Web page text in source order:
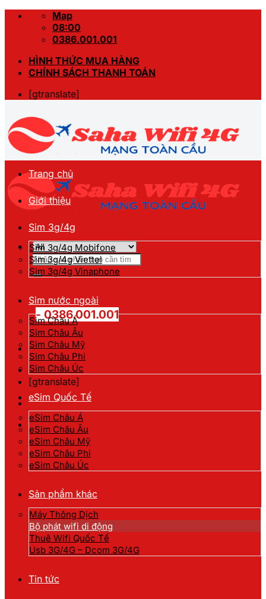
Skip
Map
08:00
0386.001.001
HÌNH THỨC MUA HÀNG
CHÍNH SÁCH THANH TOÁN
[gtranslate]
Tìm
kiếm:
Hotline đặt hàng
- 0386.001.001
[gtranslate]
Trang chủ
Giới thiệu
Sim 3g/4g
Sim 3g/4g Mobifone
Sim 3g/4g Viettel
Sim 3g/4g Vinaphone
Sim nước ngoài
Sim Châu Á
Sim Châu Âu
Sim Châu Mỹ
Sim Châu Phi
Sim Châu Úc
eSim Quốc Tế
eSim Châu Á
eSim Châu Âu
eSim Châu Mỹ
eSim Châu Phi
eSim Châu Úc
Sản phẩm khác
Máy Thông Dịch
Bộ phát wifi di động
Thuê Wifi Quốc Tế
Usb 3G/4G – Dcom 3G/4G
Tin tức